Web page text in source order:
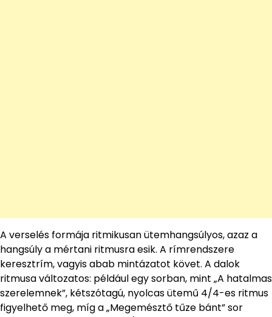
A verselés formája ritmikusan ütemhangsúlyos, azaz a
hangsúly a mértani ritmusra esik. A rímrendszere
keresztrím, vagyis abab mintázatot követ. A dalok
ritmusa változatos: például egy sorban, mint „A hatalmas
szerelemnek”, kétszótagú, nyolcas ütemű 4/4-es ritmus
figyelhető meg, míg a „Megemésztő tűze bánt” sor